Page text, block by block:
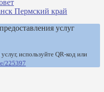
Пермский край
услуг
используйте QR-код или
225397